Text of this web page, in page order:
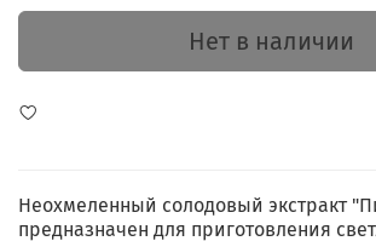
Нет в наличии
Неохмеленный солодовый экстракт
предназначен для приготовления